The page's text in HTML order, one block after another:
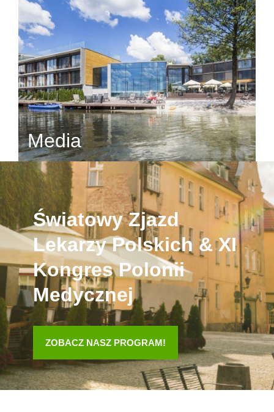
Media
Światowy Zjazd
Lekarzy Polskich & XI
Kongres Polonii
Medycznej
ZOBACZ NASZ PROGRAM!